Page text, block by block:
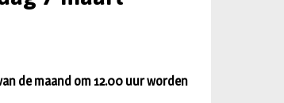
van de maand om 12.00 uur worden